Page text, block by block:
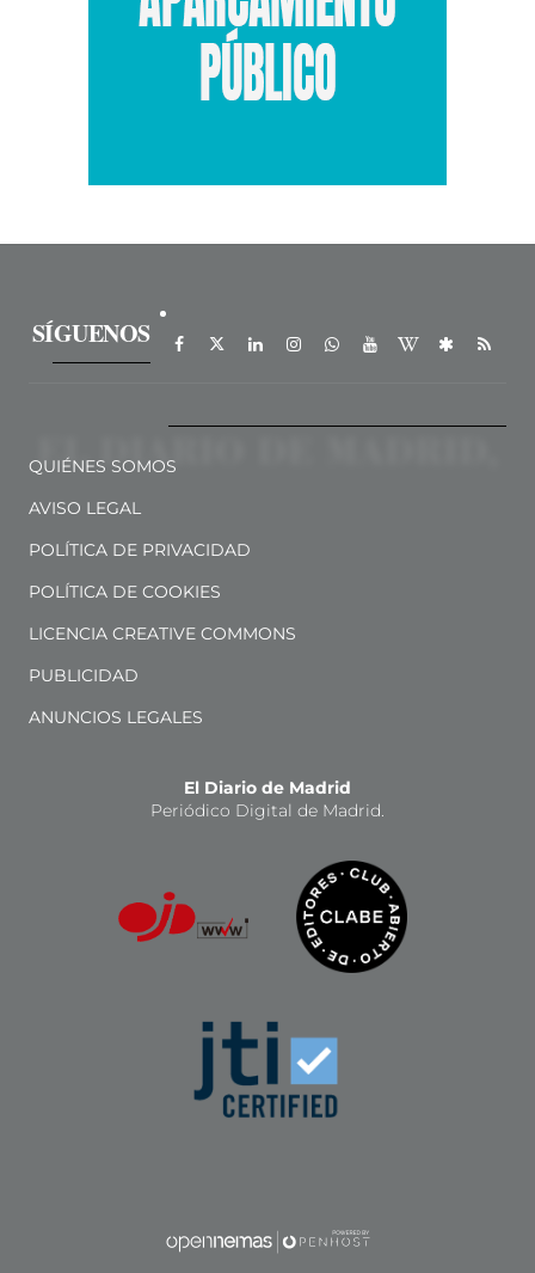
SÍGUENOS
QUIÉNES SOMOS
AVISO LEGAL
POLÍTICA DE PRIVACIDAD
POLÍTICA DE COOKIES
LICENCIA CREATIVE COMMONS
PUBLICIDAD
ANUNCIOS LEGALES
El Diario de Madrid
Periódico Digital de Madrid.